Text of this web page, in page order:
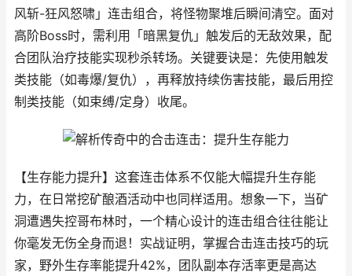
风斩-狂风怒啸」连击组合，将怪物聚堆后瞬间清空。面对
高阶Boss时，需利用「暗黑复仇」触发后的无敌效果，配
合团队治疗技能实现秒杀转场。关键要诀是：先使用触发
类技能（如毒爆/复仇），再释放持续伤害技能，最后用控
制类技能（如束缚/定身）收尾。
【生存能力提升】 这套连击体系不仅能大幅提升生存能
力，在日常挖矿酿酒活动中也同样适用。想象一下，当矿
洞遭遇失控哥布林时，一个精心设计的连击组合往往能让
你毫发无伤全身而退！实战证明，掌握合击连击技巧的玩
家，野外生存率能提升42%，团队副本存活率更是高达